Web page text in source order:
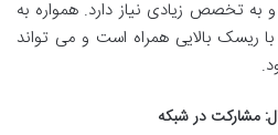
به تخصص زیادی نیاز دارد. همواره به
ریسک بالایی همراه است و می تواند